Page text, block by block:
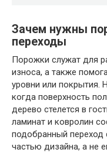
Зачем нужны
переходы
Порожки служат для
износа, а также
уровни или покрытия.
когда поверхность
дерево стелется в
ламинат и ковролин
подобранный переход
частью дизайна, а не